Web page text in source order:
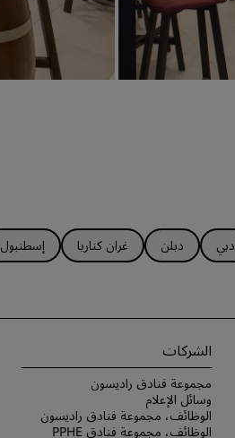
دبي دبلن غران كناريا إسطنبول
الشركات
مجموعة فنادق راديسون
وسائل الإعلام
الوظائف، مجموعة فنادق راديسون
الوظائف، مجموعة فنادق PPHE